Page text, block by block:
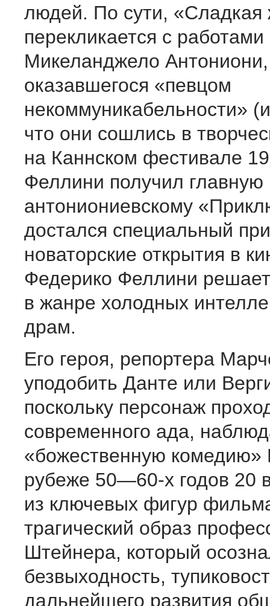
людей. По сути, «Сладкая
перекликается с работами
Микеланджело Антониони,
оказавшегося «певцом
некоммуникабельности»
что они сошлись в
на Каннском фестивале
Феллини получил
антониониевскому
достался специальный
новаторские открытия в
Федерико Феллини
в жанре холодных
драм.
Его героя, репортера
уподобить Данте или
поскольку персонаж
современного ада,
«божественную комедию»
рубеже 50—60-х годов 20
из ключевых фигур
трагический образ
Штейнера, который
безвыходность,
дальнейшего развития